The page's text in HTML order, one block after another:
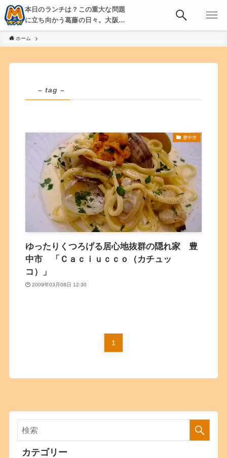
本日のランチは？この重大な問題
に立ち向かう葛藤の日々。大阪・
京都・神戸を中心とした食べ歩
き、飲み歩きを綴る。
ホーム
– tag –
豊中市
ゆったりくつろげる居心地抜群の隠れ家 豊
中市 「Ｃａｃｉｕｃｃｏ（カチュッ
コ）」
2009年03月08日 12:30
1
カテゴリー